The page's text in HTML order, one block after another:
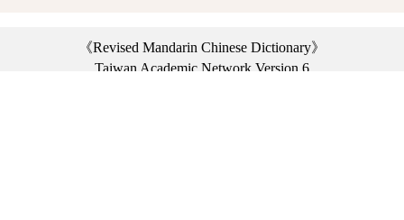
《Revised Mandarin Chinese Dictionary》
Taiwan Academic Network Version 6